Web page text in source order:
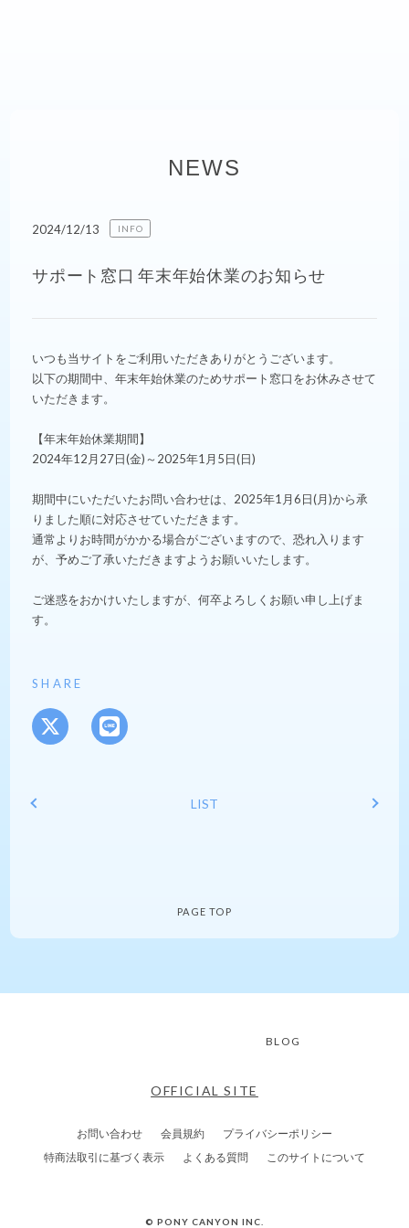
NEWS
2024/12/13 INFO
サポート窓口 年末年始休業のお知らせ
いつも当サイトをご利用いただきありがとうございます。
以下の期間中、年末年始休業のためサポート窓口をお休みさせて
いただきます。
【年末年始休業期間】
2024年12月27日(金)～2025年1月5日(日)
期間中にいただいたお問い合わせは、2025年1月6日(月)から承
りました順に対応させていただきます。
通常よりお時間がかかる場合がございますので、恐れ入ります
が、予めご了承いただきますようお願いいたします。
ご迷惑をおかけいたしますが、何卒よろしくお願い申し上げま
す。
SHARE
LIST
PAGE TOP
BLOG
OFFICIAL SITE
お問い合わせ 会員規約
プライバシーポリシー
特商法取引に基づく表示
よくある質問 このサイトについて
© PONY CANYON INC.